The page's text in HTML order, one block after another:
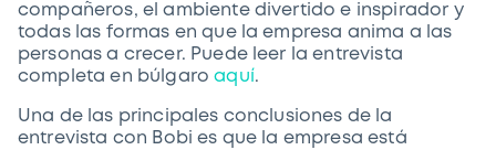
compañeros, el ambiente divertido e inspirador y
todas las formas en que la empresa anima a las
personas a crecer. Puede leer la entrevista
completa en búlgaroaquí.
Una de las principales conclusiones de la
entrevista con Bobi es que la empresa está